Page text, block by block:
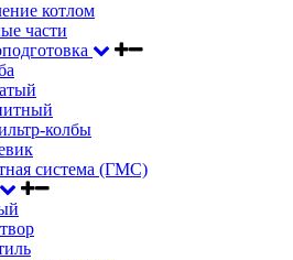
котлом
части
колбы
система (ГМС)